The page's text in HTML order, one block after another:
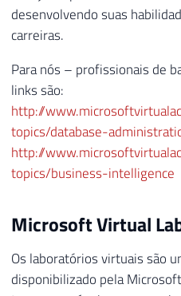
desenvolvendo suas
carreiras.
Para nós – profissionais de
links são:
http://
topics/database-
http://
topics/business-intelligence
Microsoft Virtual
Os laboratórios virtuais são
disponibilizado pela